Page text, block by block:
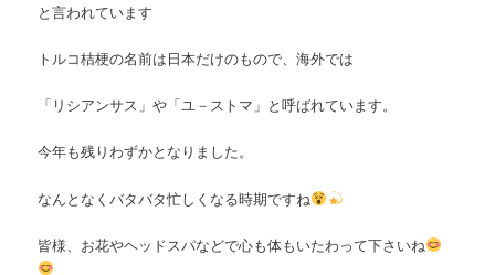
と言われています
トルコ桔梗の名前は日本だけのもので、海外では
「リシアンサス」や「ユ－ストマ」と呼ばれています。
今年も残りわずかとなりました。
なんとなくバタバタ忙しくなる時期ですね
皆様、お花やヘッドスパなどで心も体もいたわって下さいね